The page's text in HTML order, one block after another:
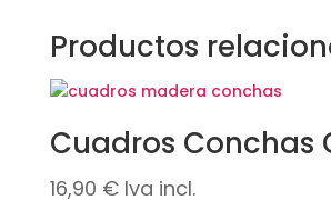
Productos
Cuadros Conchas
16,90 € Iva incl.